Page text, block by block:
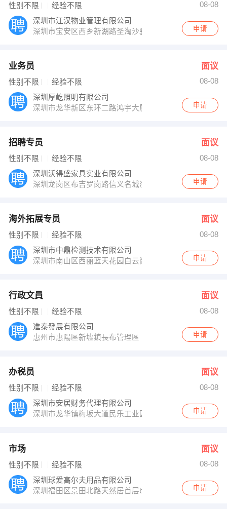
性别不限 经验不限
08-08
深圳市江汉物业管理有限公司
深圳市宝安区西乡新湖路圣淘沙骏圆5栋C单元202室
申请
业务员 面议
性别不限 经验不限
08-08
深圳厚屹照明有限公司
深圳市龙华新区东环二路鸿宇大厦1301
申请
招聘专员 面议
性别不限 经验不限
08-08
深圳沃得盛家具实业有限公司
深圳龙岗区布吉罗岗路信义名城溢芳园B栋1009 申请
海外拓展专员 面议
性别不限 经验不限
08-08
深圳市中鼎检测技术有限公司
深圳市南山区西丽蓝天花园白云阁20K
申请
行政文員 面议
性别不限 经验不限
08-08
進泰發展有限公司
惠州市惠陽區新墟鎮長布管理區
申请
办税员 面议
性别不限 经验不限
08-08
深圳市安居财务代理有限公司
深圳市龙华镇梅坂大道民乐工业园安居大厦
申请
市场 面议
性别不限 经验不限
08-08
深圳球爱高尔夫用品有限公司
深圳福田区景田北路天然居首层b座6号旁
申请